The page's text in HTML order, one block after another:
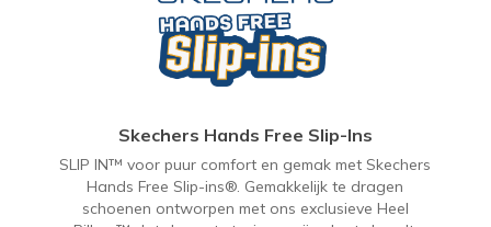
Skechers Hands Free Slip-Ins
SLIP IN™ voor puur comfort en gemak met Skechers
Hands Free Slip-ins®. Gemakkelijk te dragen
schoenen ontworpen met ons exclusieve Heel